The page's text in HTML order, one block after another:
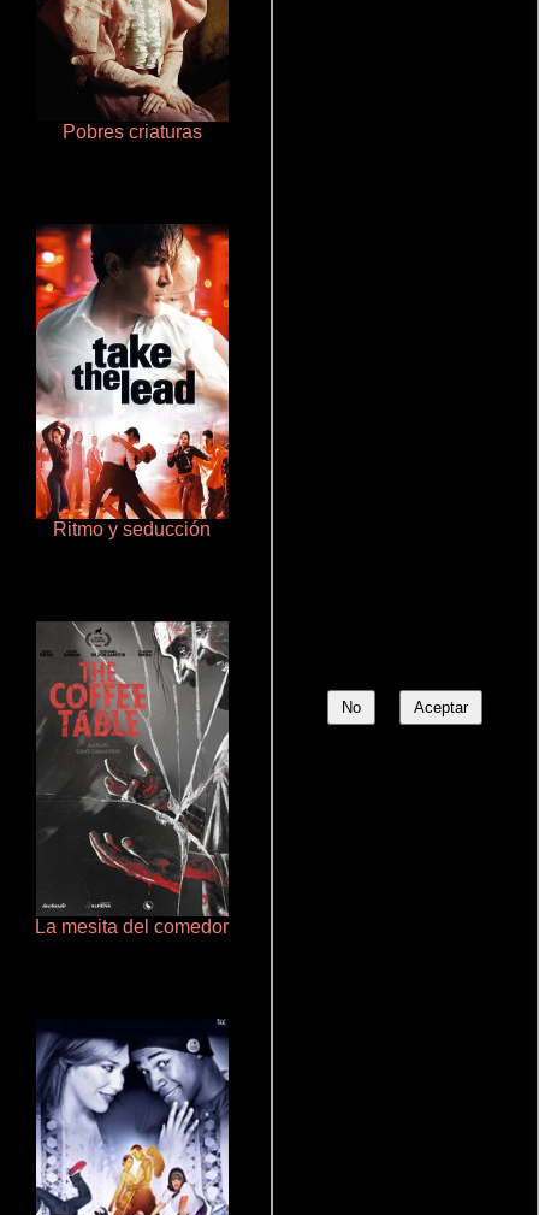
No Aceptar
Pobres criaturas
Ritmo y seducción
La mesita del comedor